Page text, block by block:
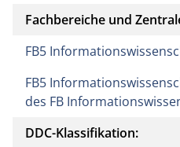
Fachbereiche und
FB5
FB5
des FB
DDC-Klassifikation: